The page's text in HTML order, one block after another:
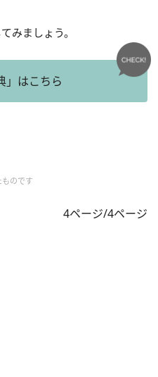
みましょう。
」はこちら
のです
4ページ/4ページ